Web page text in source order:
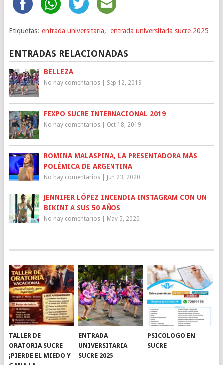
Etiquetas: entrada universitaria, entrada universitaria sucre 2025
ENTRADAS RELACIONADAS
BELLEZA
No hay comentarios| Sep 12, 2019
FEXPO SUCRE INTERNACIONAL 2019
No hay comentarios| Oct 18, 2019
ROMINA MALASPINA, LA PRESENTADORA MÁS
POLÉMICA DE ARGENTINA
No hay comentarios| Jun 23, 2020
JENNIFER LÓPEZ INCENDIA INSTAGRAM CON UN
BIKINI A SUS 50 AÑOS
No hay comentarios| May 5, 2020
TALLER DE
ORATORIA SUCRE
¡PIERDE EL MIEDO Y
ENTRADA
UNIVERSITARIA
SUCRE 2025
PSICOLOGO EN
SUCRE